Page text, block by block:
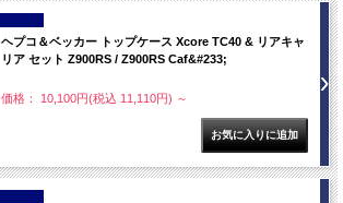
ヘプコ＆ベッカー トップケース Xcore TC40 & リアキャ
リア セット Z900RS / Z900RS Caf&#233;
価格： 10,100円(税込 11,110円) ～